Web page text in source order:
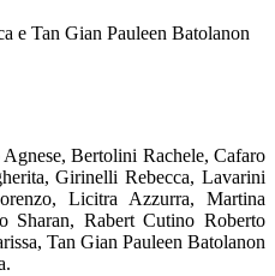
e Tan Gian Pauleen Batolanon
Bertolini Rachele, Cafaro
Girinelli Rebecca, Lavarini
Licitra Azzurra, Martina
Sharan, Rabert Cutino Roberto
Tan Gian Pauleen Batolanon